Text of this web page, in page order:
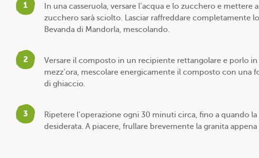
1
In una casseruola, versare l’acqua e lo zucchero e
zucchero sarà sciolto. Lasciar raffreddare completamente
Bevanda di Mandorla, mescolando.
2
Versare il composto in un recipiente rettangolare e porlo
mezz’ora, mescolare energicamente il composto con una
di ghiaccio.
3
Ripetere l’operazione ogni 30 minuti circa, fino a quando
desiderata. A piacere, frullare brevemente la granita